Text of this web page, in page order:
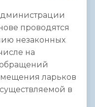
проводятся
незаконных
на
ларьков
в